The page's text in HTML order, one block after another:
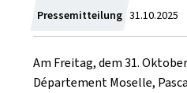
Pressemitteilung Zum
31.10.2025
Am Freitag, dem 31.
Département Moselle,